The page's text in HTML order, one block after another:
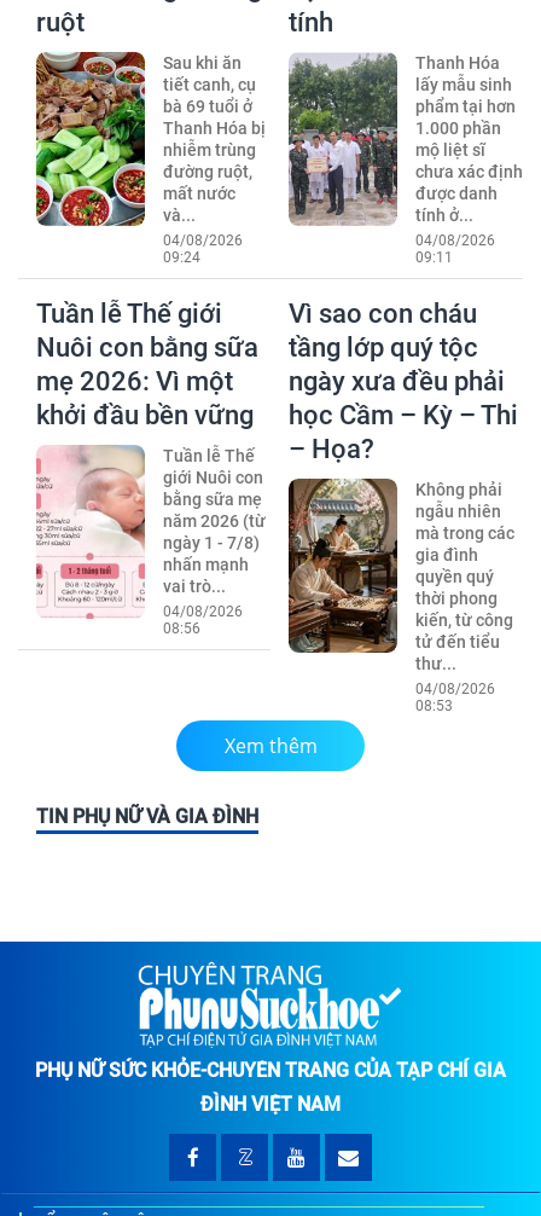
ruột
Sau khi ăn
tiết canh, cụ
bà 69 tuổi ở
Thanh Hóa bị
nhiễm trùng
đường ruột,
mất nước
và...
04/08/2026
09:24
tính
Thanh Hóa
lấy mẫu sinh
phẩm tại hơn
1.000 phần
mộ liệt sĩ
chưa xác định
được danh
tính ở...
04/08/2026
09:11
Tuần lễ Thế giới
Nuôi con bằng sữa
mẹ 2026: Vì một
khởi đầu bền vững
Tuần lễ Thế
giới Nuôi con
bằng sữa mẹ
năm 2026 (từ
ngày 1 - 7/8)
nhấn mạnh
vai trò...
04/08/2026
08:56
Vì sao con cháu
tầng lớp quý tộc
ngày xưa đều phải
học Cầm – Kỳ – Thi
– Họa?
Không phải
ngẫu nhiên
mà trong các
gia đình
quyền quý
thời phong
kiến, từ công
tử đến tiểu
thư...
04/08/2026
08:53
Xem thêm
TIN PHỤ NỮ VÀ GIA ĐÌNH
PHỤ NỮ SỨC KHỎE-CHUYÊN TRANG CỦA TẠP CHÍ GIA
ĐÌNH VIỆT NAM